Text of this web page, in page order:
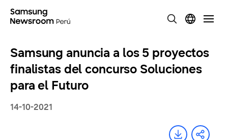
Samsung anuncia a los 5 proyectos
finalistas del concurso Soluciones
para el Futuro
14-10-2021